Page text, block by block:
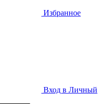
Избранное
Вход в Личный